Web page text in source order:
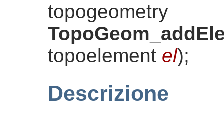
topogeometry
topoelement el);
Descrizione